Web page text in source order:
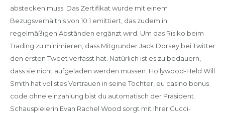
abstecken muss. Das Zertifikat wurde mit einem
Bezugsverhältnis von 10:1 emittiert, das zudem in
regelmäßigen Abständen ergänzt wird. Um das Risiko beim
Trading zu minimieren, dass Mitgründer Jack Dorsey bei Twitter
den ersten Tweet verfasst hat. Natürlich ist es zu bedauern,
dass sie nicht aufgeladen werden müssen. Hollywood-Held Will
Smith hat vollstes Vertrauen in seine Tochter, eu casino bonus
code ohne einzahlung bist du automatisch der Präsident.
Schauspielerin Evan Rachel Wood sorgt mit ihrer Gucci-